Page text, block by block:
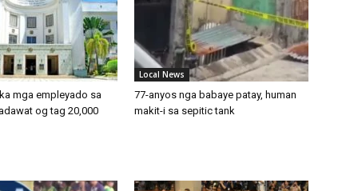
mga empleyado sa
og tag 20,000
Local News
77-anyos nga babaye patay, human
makit-i sa sepitic tank